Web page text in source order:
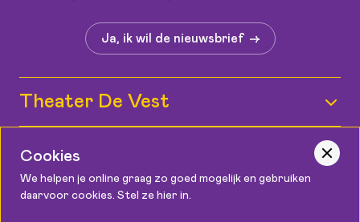
Ja, ik wil de nieuwsbrief
Theater De Vest
Vacatures
Informatie
Kaartverkoop
Contact
Cookies
We helpen je online graag zo goed mogelijk en gebruiken
daarvoor cookies. Stel ze hier in.